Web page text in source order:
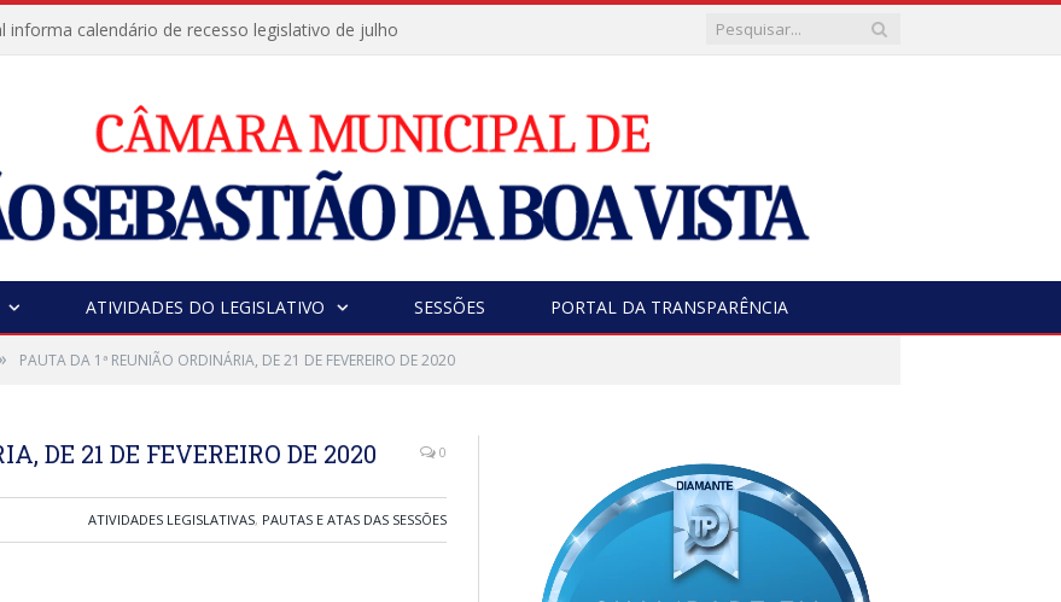
informa calendário de recesso legislativo de julho
ATIVIDADES DO LEGISLATIVO SESSÕES PORTAL DA TRANSPARÊNCIA
PAUTA DA 1ª REUNIÃO ORDINÁRIA, DE 21 DE FEVEREIRO DE 2020
DE 21 DE FEVEREIRO DE 2020 0
ATIVIDADES LEGISLATIVAS, PAUTAS E ATAS DAS SESSÕES